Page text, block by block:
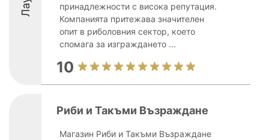
принадлежности с висока репутация.
Компанията притежава значителен
опит в риболовния сектор, което
спомага за изграждането ...
10
Риби и Такъми Възраждане
Магазин Риби и Такъми Възраждане